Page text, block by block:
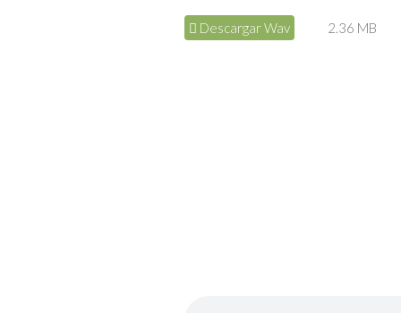
Descargar Wav 2.36 MB